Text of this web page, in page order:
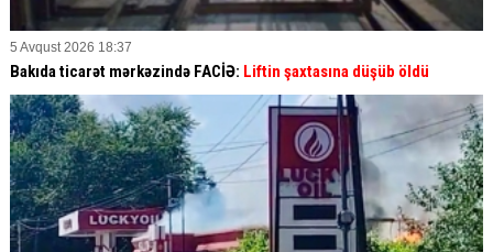
5 Avqust 2026 18:37
Bakıda ticarət mərkəzində FACİƏ: Liftin şaxtasına düşüb öldü